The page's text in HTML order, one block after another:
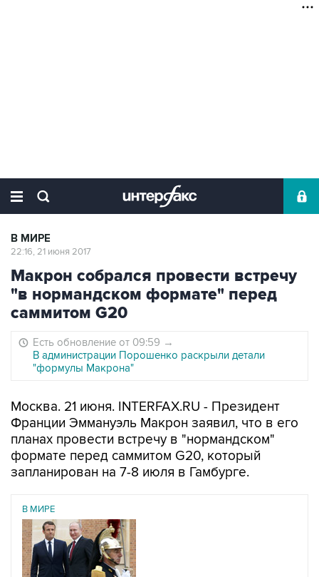
В МИРЕ
22:16, 21 июня 2017
Макрон собрался провести встречу
"в нормандском формате" перед
саммитом G20
Есть обновление от 09:59 →
В администрации Порошенко раскрыли детали
"формулы Макрона"
Москва. 21 июня. INTERFAX.RU - Президент
Франции Эммануэль Макрон заявил, что в его
планах провести встречу в "нормандском"
формате перед саммитом G20, который
запланирован на 7-8 июля в Гамбурге.
В МИРЕ